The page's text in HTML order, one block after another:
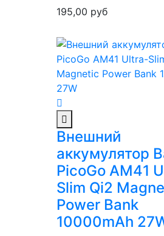
195,00 руб
Внешний
аккумулятор
PicoGo AM41
Slim Qi2
Power Bank
10000mAh